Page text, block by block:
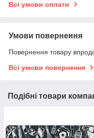
Всі умови оплати
Умови повернення
Повернення товару
Всі умови повернення
Подібні товари